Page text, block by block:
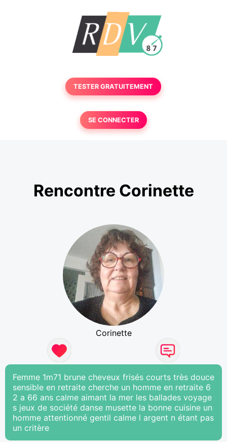
TESTER GRATUITEMENT
SE CONNECTER
Rencontre Corinette
Corinette
Femme 1m71 brune cheveux frisés courts très douce
sensible en retraite cherche un homme en retraite 6
2 a 66 ans calme aimant la mer les ballades voyage
s jeux de société danse musette la bonne cuisine un
homme attentionné gentil calme l argent n étant pas
un critère